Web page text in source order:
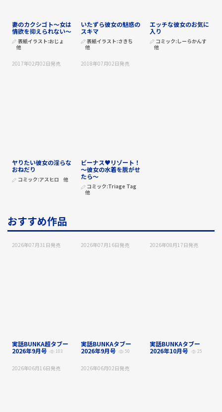
妻のカクシゴト～女は
情欲を抑えられない～
表紙イラスト:おじょ
他
いたずら彼女の魅惑の
スキマ
表紙イラスト:さきち
他
エッチな彼女のお気に
入り
コミック:しーらかんす
他
2017年02月02日発売
ヤりたい彼女の淫らな
おねだり
コミック:アスヒロ 他
2018年07月02日発売
ビーナス♥リゾート！
～彼女の水着を脱がせ
たら～
コミック:Triage Tag
他
おすすめ作品
2026年07月31日発売
実話BUNKA超タブー
2026年9月号
103
2026年07月16日発売
実話BUNKAタブー
2026年9月号
50
2026年08月17日発売
実話BUNKAタブー
2026年10月号
25
2026年06月16日発売 2026年06月02日発売